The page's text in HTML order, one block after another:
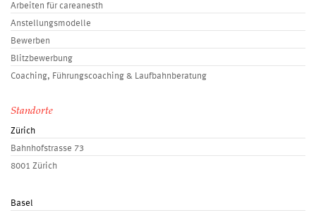
Arbeiten für careanesth
Anstellungsmodelle
Bewerben
Blitzbewerbung
Coaching, Führungscoaching & Laufbahnberatung
Standorte
Zürich
Bahnhofstrasse 73
8001 Zürich
Basel